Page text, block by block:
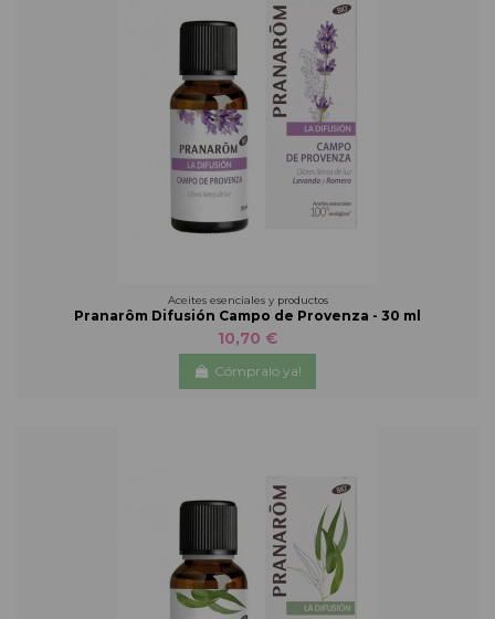
Aceites esenciales y productos
Pranarôm Difusión Campo de Provenza - 30 ml
10,70 €
Cómpralo ya!